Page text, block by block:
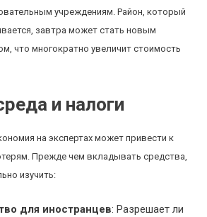
учреждениям. Район, который
завтра может стать новым
что многократно увеличит стоимость
и налоги
на экспертах может привести к
Прежде чем вкладывать средства,
изучить:
для иностранцев: Разрешает ли